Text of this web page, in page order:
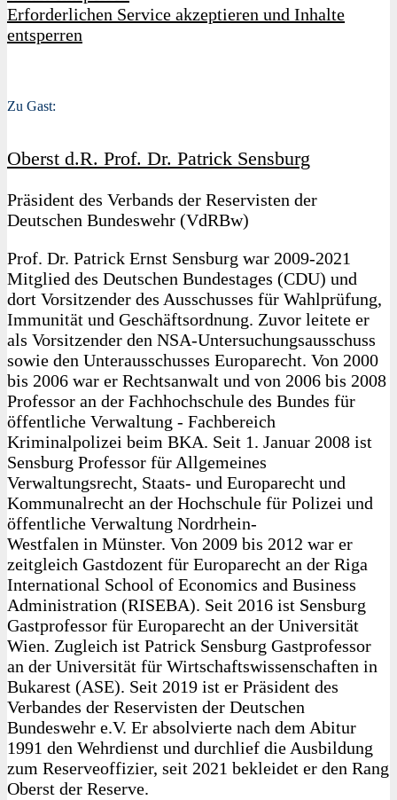
Erforderlichen Service akzeptieren und Inhalte
entsperren
Zu Gast:
Oberst d.R. Prof. Dr. Patrick Sensburg
Präsident des Verbands der Reservisten der
Deutschen Bundeswehr (VdRBw)
Prof. Dr. Patrick Ernst Sensburg war 2009-2021
Mitglied des Deutschen Bundestages (CDU) und
dort Vorsitzender des Ausschusses für Wahlprüfung,
Immunität und Geschäftsordnung. Zuvor leitete er
als Vorsitzender den NSA-Untersuchungsausschuss
sowie den Unterausschusses Europarecht. Von 2000
bis 2006 war er Rechtsanwalt und von 2006 bis 2008
Professor an der Fachhochschule des Bundes für
öffentliche Verwaltung - Fachbereich
Kriminalpolizei beim BKA. Seit 1. Januar 2008 ist
Sensburg Professor für Allgemeines
Verwaltungsrecht, Staats- und Europarecht und
Kommunalrecht an der Hochschule für Polizei und
öffentliche Verwaltung Nordrhein-
Westfalen in Münster. Von 2009 bis 2012 war er
zeitgleich Gastdozent für Europarecht an der Riga
International School of Economics and Business
Administration (RISEBA). Seit 2016 ist Sensburg
Gastprofessor für Europarecht an der Universität
Wien. Zugleich ist Patrick Sensburg Gastprofessor
an der Universität für Wirtschaftswissenschaften in
Bukarest (ASE). Seit 2019 ist er Präsident des
Verbandes der Reservisten der Deutschen
Bundeswehr e.V. Er absolvierte nach dem Abitur
1991 den Wehrdienst und durchlief die Ausbildung
zum Reserveoffizier, seit 2021 bekleidet er den Rang
Oberst der Reserve.